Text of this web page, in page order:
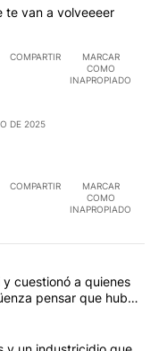
te van a volveeeer
COMPARTIR
MARCAR
COMO
INAPROPIADO
DE 2025
COMPARTIR
MARCAR
COMO
INAPROPIADO
comentarios en los
despidió a Jorge
cuestionó a quienes
pensar que hubo